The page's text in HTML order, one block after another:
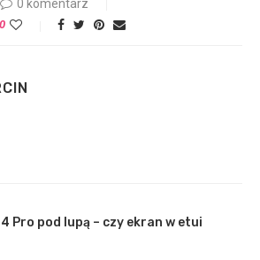
0 komentarz
0
Pro pod lupą – czy ekran w etui